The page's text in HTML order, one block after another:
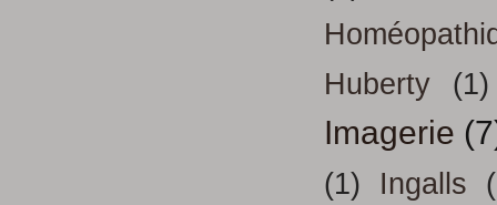
Huberty
(1)
Imagerie
(1) Ingalls